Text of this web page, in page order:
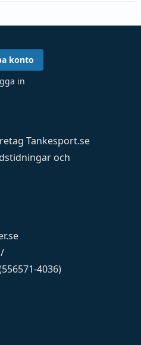
Tankesport.se
och
4036)
konto
in